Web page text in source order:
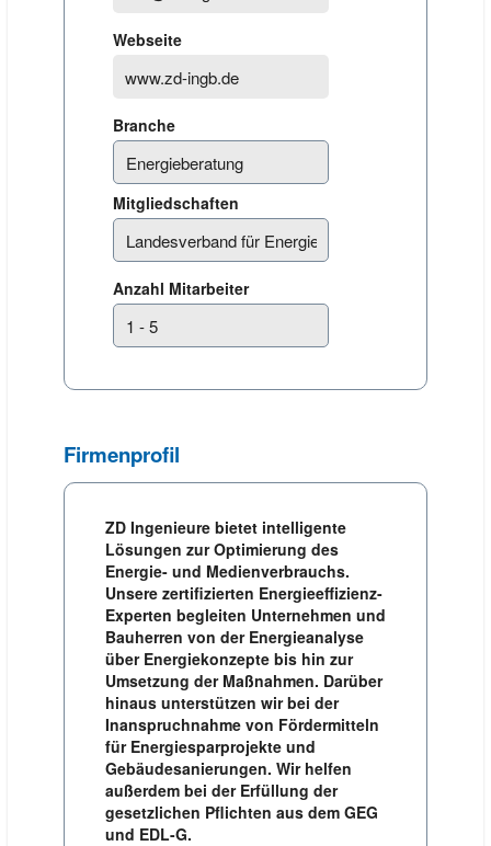
Webseite
Branche
Mitgliedschaften
Anzahl Mitarbeiter
Firmenprofil
ZD Ingenieure bietet intelligente
Lösungen zur Optimierung des
Energie- und Medienverbrauchs.
Unsere zertifizierten Energieeffizienz-
Experten begleiten Unternehmen und
Bauherren von der Energieanalyse
über Energiekonzepte bis hin zur
Umsetzung der Maßnahmen. Darüber
hinaus unterstützen wir bei der
Inanspruchnahme von Fördermitteln
für Energiesparprojekte und
Gebäudesanierungen. Wir helfen
außerdem bei der Erfüllung der
gesetzlichen Pflichten aus dem GEG
und EDL-G.